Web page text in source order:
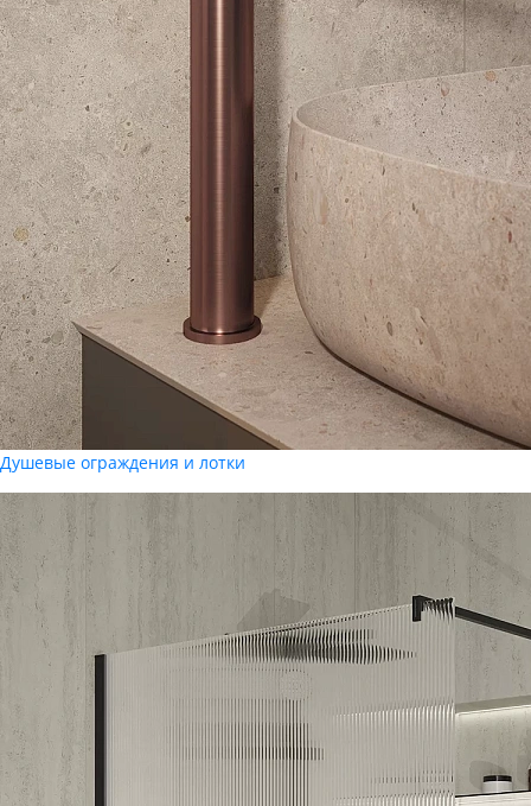
Душевые ограждения и лотки